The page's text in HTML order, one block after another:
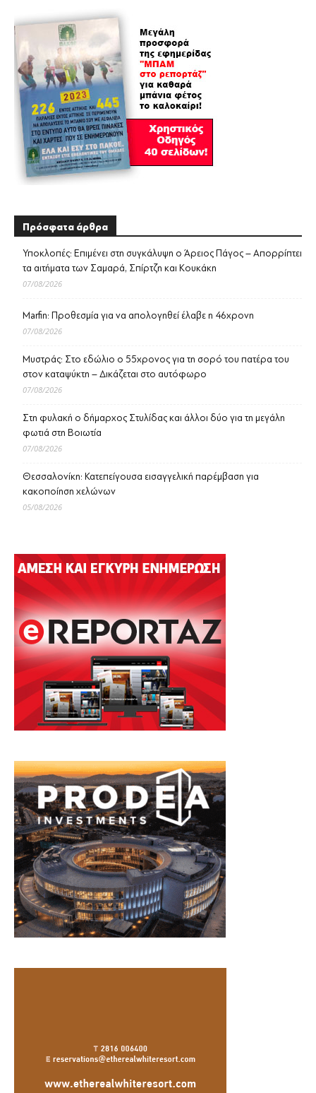
Πρόσφατα άρθρα
Υποκλοπές: Επιμένει στη συγκάλυψη ο Άρειος Πάγος – Απορρίπτει
τα αιτήματα των Σαμαρά, Σπίρτζη και Κουκάκη
07/08/2026
Marfin: Προθεσμία για να απολογηθεί έλαβε η 46χρονη
07/08/2026
Μυστράς: Στο εδώλιο ο 55χρονος για τη σορό του πατέρα του
στον καταψύκτη – Δικάζεται στο αυτόφωρο
07/08/2026
Στη φυλακή ο δήμαρχος Στυλίδας και άλλοι δύο για τη μεγάλη
φωτιά στη Βοιωτία
07/08/2026
Θεσσαλονίκη: Κατεπείγουσα εισαγγελική παρέμβαση για
κακοποίηση χελώνων
05/08/2026